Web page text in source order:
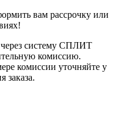
вам рассрочку или
систему СПЛИТ
комиссию.
комиссии уточняйте у
заказа.